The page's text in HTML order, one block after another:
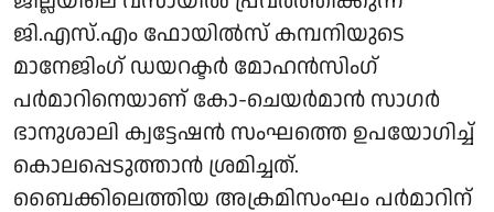
ജി.എസ്.എം ഫോയിൽസ് കമ്പനിയുടെ
മാനേജിംഗ് ഡയറക്ടർ മോഹൻസിംഗ്
പർമാറിനെയാണ് കോ-ചെയർമാൻ സാഗർ
ഭാനുശാലി ക്വട്ടേഷൻ സംഘത്തെ ഉപയോഗിച്ച്
കൊലപ്പെടുത്താൻ ശ്രമിച്ചത്.
ബൈക്കിലെത്തിയ അക്രമിസംഘം പർമാറിന്